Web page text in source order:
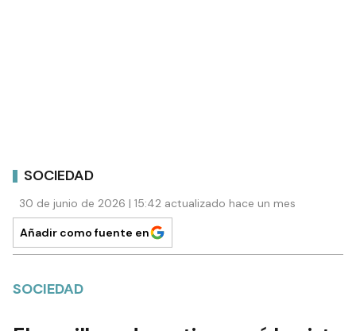
SOCIEDAD
30 de junio de 2026 | 15:42 actualizado hace un mes
Añadir como fuente en
SOCIEDAD